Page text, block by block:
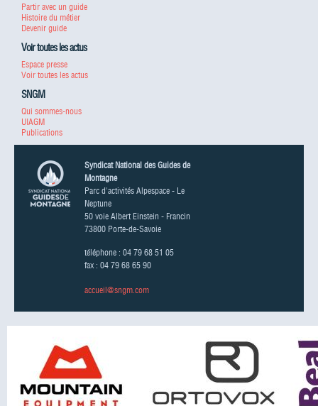
Partir avec un guide
Histoire du métier
Devenir guide
Voir toutes les actus
Espace presse
Voir toutes les actus
SNGM
Qui sommes-nous
UIAGM
Publications
Syndicat National des Guides de
Montagne
Parc d'activités Alpespace - Le
Neptune
50 voie Albert Einstein - Francin
73800 Porte-de-Savoie
téléphone : 04 79 68 51 05
fax : 04 79 68 65 90
accueil@sngm.com